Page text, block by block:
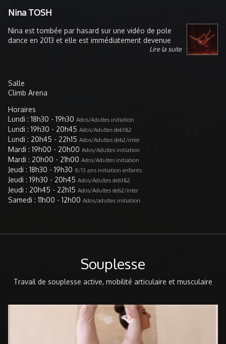
les facettes de cette discipline comme le Heels, la
toujours dans un esprit de bienveillance.
Nina TOSH
Nina est tombée par hasard sur une vidéo de pole
dance en 2013 et elle est immédiatement devenue
amoureuse de cette discipline à la fois aérienne et
forte de son passé de danseuse elle y retrouve le
plaisir de la danse jumelée avec cette toute nouvelle
discipline mettant en avant la féminité, l'agilité, la
force, et la souplesse. Elle a suivi la formation Doris
Arnold et commence à donner ses 1er cours en 2016
puis développe ses compétences au cerceau. Elle
donne également des cours de twerk. Cette année
elle a participé au Show perché, où elle a retrouvé le
plaisir de la scène. Dans ses cours elle met en avant
la bonne humeur, la bienveillance, et surtout
l'entraide. Elle tient à ce que tout le monde trouve
son style et surtout sa place.
Lire la suite
Salle
Climb Arena
Horaires
Lundi : 18h30 - 19h30 Ados/Adultes initiation
Lundi : 19h30 - 20h45 Ados/Adultes deb1&2
Lundi : 20h45 - 22h15 Ados/Adultes deb2/inter
Mardi : 19h00 - 20h00 Ados/Adultes initiation
Mardi : 20h00 - 21h00 Ados/Adultes initiation
Jeudi : 18h30 - 19h30 8/13 ans initiation enfants
Jeudi : 19h30 - 20h45 Ados/Adultes deb1&2
Jeudi : 20h45 - 22h15 Ados/Adultes deb2/inter
Samedi : 11h00 - 12h00 Ados/adultes initiation
Souplesse
Travail de souplesse active, mobilité articulaire et musculaire